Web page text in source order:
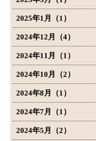
2025年1月（1）
2024年12月（4）
2024年11月（1）
2024年10月（2）
2024年8月（1）
2024年7月（1）
2024年5月（2）